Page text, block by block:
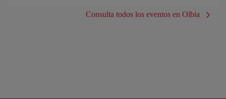
Consulta todos los eventos en Olbia